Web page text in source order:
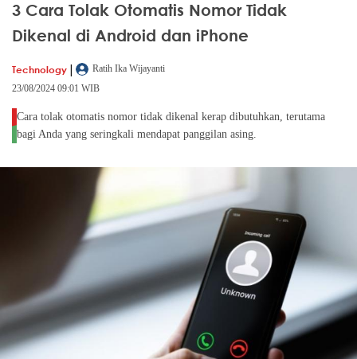
3 Cara Tolak Otomatis Nomor Tidak
Dikenal di Android dan iPhone
Technology |
Ratih Ika Wijayanti
23/08/2024 09:01 WIB
Cara tolak otomatis nomor tidak dikenal kerap dibutuhkan, terutama
bagi Anda yang seringkali mendapat panggilan asing.